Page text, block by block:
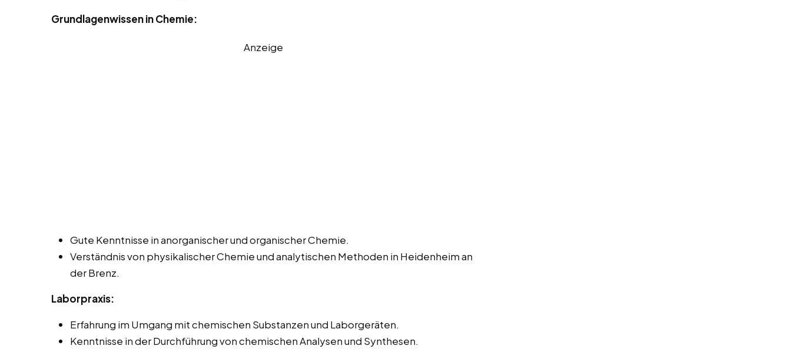
Grundlagenwissen in Chemie:
Anzeige
Gute Kenntnisse in anorganischer und organischer Chemie.
Verständnis von physikalischer Chemie und analytischen Methoden in Heidenheim an
der Brenz.
Laborpraxis:
Erfahrung im Umgang mit chemischen Substanzen und Laborgeräten.
Kenntnisse in der Durchführung von chemischen Analysen und Synthesen.